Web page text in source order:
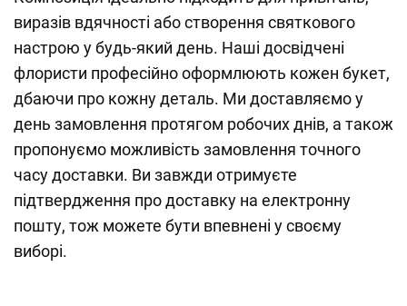
виразів вдячності або створення святкового
настрою у будь-який день. Наші досвідчені
флористи професійно оформлюють кожен букет,
дбаючи про кожну деталь. Ми доставляємо у
день замовлення протягом робочих днів, а також
пропонуємо можливість замовлення точного
часу доставки. Ви завжди отримуєте
підтвердження про доставку на електронну
пошту, тож можете бути впевнені у своєму
виборі.